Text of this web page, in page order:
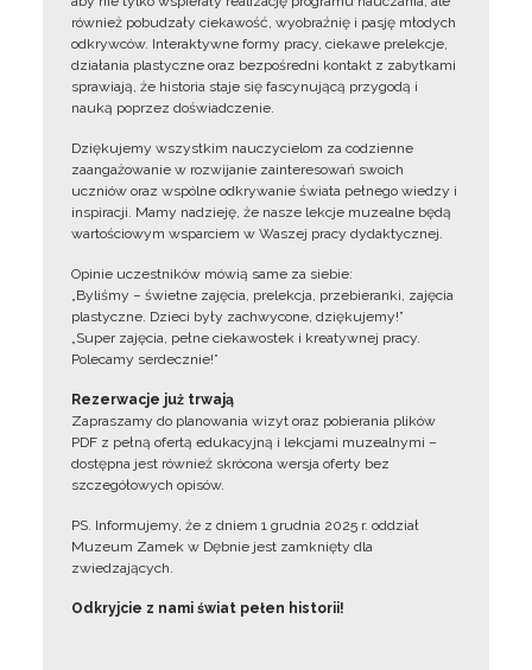
również pobudzały ciekawość, wyobraźnię i pasję młodych
odkrywców. Interaktywne formy pracy, ciekawe prelekcje,
działania plastyczne oraz bezpośredni kontakt z zabytkami
sprawiają, że historia staje się fascynującą przygodą i
nauką poprzez doświadczenie.
Dziękujemy wszystkim nauczycielom za codzienne
zaangażowanie w rozwijanie zainteresowań swoich
uczniów oraz wspólne odkrywanie świata pełnego wiedzy i
inspiracji. Mamy nadzieję, że nasze lekcje muzealne będą
wartościowym wsparciem w Waszej pracy dydaktycznej.
Opinie uczestników mówią same za siebie:
„Byliśmy – świetne zajęcia, prelekcja, przebieranki, zajęcia
plastyczne. Dzieci były zachwycone, dziękujemy!”
„Super zajęcia, pełne ciekawostek i kreatywnej pracy.
Polecamy serdecznie!”
Rezerwacje już trwają
Zapraszamy do planowania wizyt oraz pobierania plików
PDF z pełną ofertą edukacyjną i lekcjami muzealnymi –
dostępna jest również skrócona wersja oferty bez
szczegółowych opisów.
PS. Informujemy, że z dniem 1 grudnia 2025 r. oddział
Muzeum Zamek w Dębnie jest zamknięty dla
zwiedzających.
Odkryjcie z nami świat pełen historii!